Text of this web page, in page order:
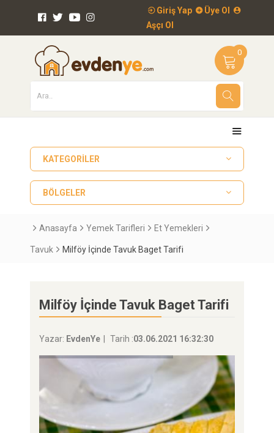
Giriş Yap
Üye Ol
Aşçı Ol
0
KATEGORILER
BÖLGELER
Anasayfa Yemek Tarifleri Et Yemekleri
Tavuk Milföy İçinde Tavuk Baget Tarifi
Milföy İçinde Tavuk Baget Tarifi
Yazar: EvdenYe Tarih :03.06.2021 16:32:30